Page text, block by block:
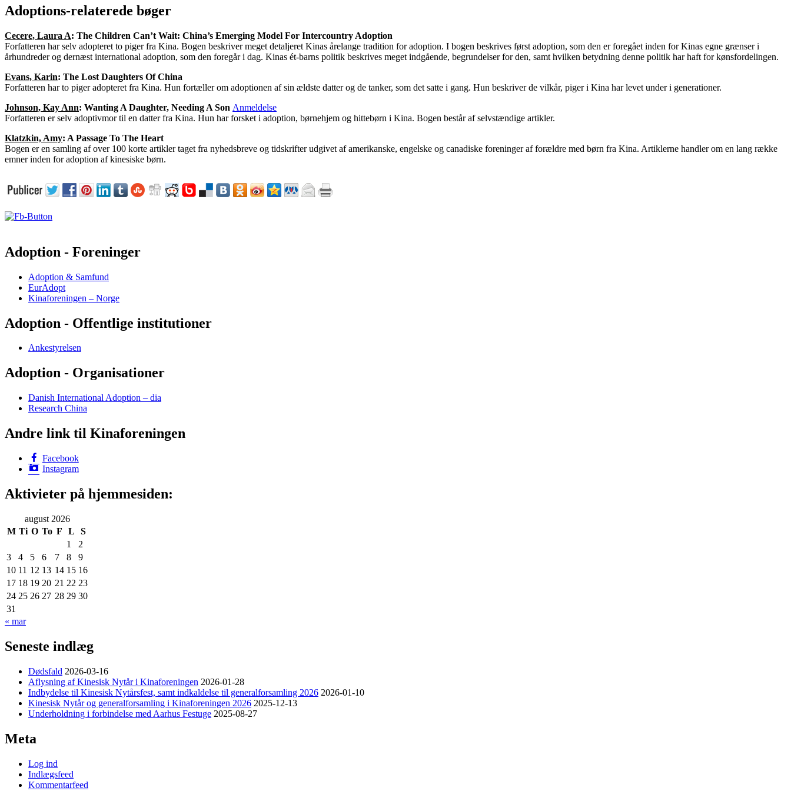
Adoptions-relaterede bøger
Cecere, Laura A: The Children Can’t Wait: China’s Emerging Model For Intercountry Adoption
Forfatteren har selv adopteret to piger fra Kina. Bogen beskriver meget detaljeret Kinas årelange tradition for adoption. I bogen beskrives først adoption, som den er foregået inden for Kinas egne grænser i
århundreder og dernæst international adoption, som den foregår i dag. Kinas ét-barns politik beskrives meget indgående, begrundelser for den, samt hvilken betydning denne politik har haft for kønsfordelingen.
Evans, Karin: The Lost Daughters Of China
Forfatteren har to piger adopteret fra Kina. Hun fortæller om adoptionen af sin ældste datter og de tanker, som det satte i gang. Hun beskriver de vilkår, piger i Kina har levet under i generationer.
Johnson, Kay Ann: Wanting A Daughter, Needing A Son Anmeldelse
Forfatteren er selv adoptivmor til en datter fra Kina. Hun har forsket i adoption, børnehjem og hittebørn i Kina. Bogen består af selvstændige artikler.
Klatzkin, Amy: A Passage To The Heart
Bogen er en samling af over 100 korte artikler taget fra nyhedsbreve og tidskrifter udgivet af amerikanske, engelske og canadiske foreninger af forældre med børn fra Kina. Artiklerne handler om en lang række
emner inden for adoption af kinesiske børn.
Adoption - Foreninger
Adoption & Samfund
EurAdopt
Kinaforeningen – Norge
Adoption - Offentlige institutioner
Ankestyrelsen
Adoption - Organisationer
Danish International Adoption – dia
Research China
Andre link til Kinaforeningen
Facebook
Instagram
Aktivieter på hjemmesiden:
august 2026
M Ti O To F L
S
1
2
3
4 5 6 7 8
9
10 11 12 13 14 15 16
17 18 19 20 21 22 23
24 25 26 27 28 29 30
31
« mar
Seneste indlæg
Dødsfald 2026-03-16
Aflysning af Kinesisk Nytår i Kinaforeningen 2026-01-28
Indbydelse til Kinesisk Nytårsfest, samt indkaldelse til generalforsamling 2026 2026-01-10
Kinesisk Nytår og generalforsamling i Kinaforeningen 2026 2025-12-13
Underholdning i forbindelse med Aarhus Festuge 2025-08-27
Meta
Log ind
Indlægsfeed
Kommentarfeed